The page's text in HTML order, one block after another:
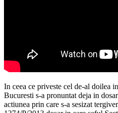
In ceea ce priveste cel de-al doilea
Bucuresti s-a pronuntat deja in
actiunea prin care s-a sesizat